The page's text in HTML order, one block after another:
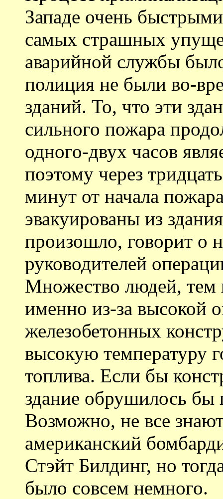
Западе очень
самых страшных
аварийной службы
полиция не были во-
зданий. То, что эти
сильного пожара
одного-двух часов
поэтому через
минут от начала
эвакуированы из
произошло, говорит о
руководителей
Множество людей, тем
именно из-за высокой
железобетонных
высокую температуру
топлива. Если бы
здание обрушилось бы
Возможно, не все
американский
Стэйт Билдинг, но
было совсем немного.